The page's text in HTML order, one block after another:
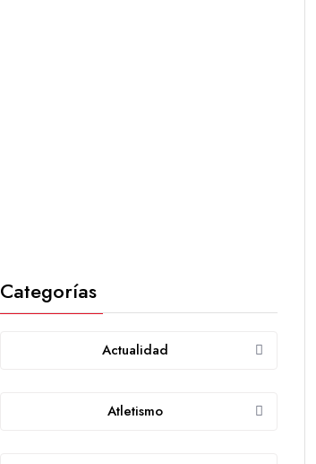
Categorías
Actualidad
Atletismo